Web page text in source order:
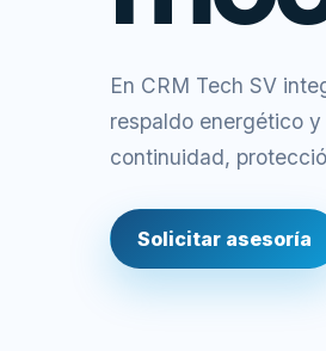
En CRM Tech SV
respaldo energético
continuidad,
Solicitar asesoría